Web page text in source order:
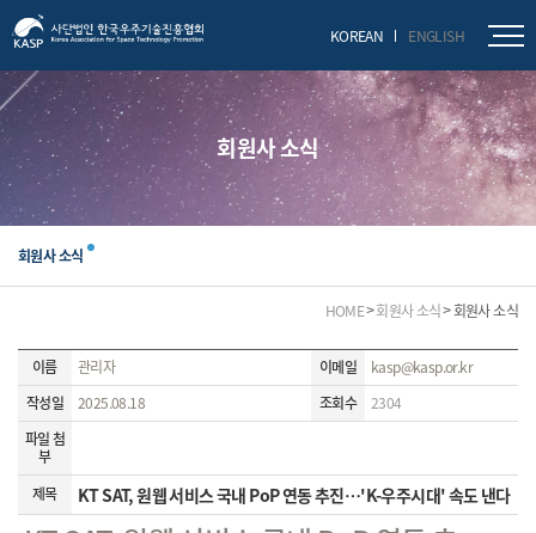
KOREAN ENGLISH
닫기
회원사 소식
회원사 소식
HOME 회원사 소식 회원사 소식
이름 관리자 이메일
kasp@kasp.or.kr
작성일
2025.08.18 조회수
2304
파일 첨
부
제목
KT SAT, 원웹 서비스 국내 PoP 연동 추진…'K-우주시대' 속도 낸다